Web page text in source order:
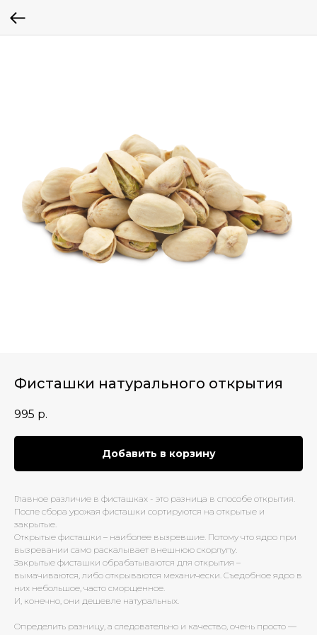
Фисташки натурального открытия
995 р.
Добавить в корзину
Главное различие в фисташках - это разница в способе открытия.
После сбора урожая фисташки сортируются на открытые и
закрытые.
Открытые фисташки – наиболее вызревшие. Потому что ядро при
вызревании само раскалывает внешнюю скорлупу.
Закрытые фисташки обрабатываются для открытия –
вымачиваются, либо открываются механически. Съедобное ядро в
них небольшое, часто сморщенное.
И, конечно, они дешевле натуральных.
Определить разницу, а следовательно и качество, очень просто —